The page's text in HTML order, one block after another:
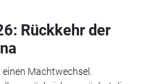
Rückkehr der
Machtwechsel.